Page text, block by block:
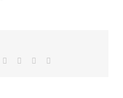
TumblrPinterest